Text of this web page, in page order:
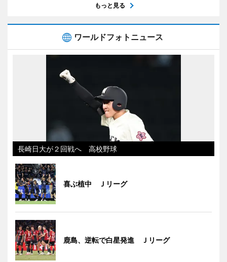
もっと見る
ワールドフォトニュース
長崎日大が２回戦へ 高校野球
喜ぶ植中 Ｊリーグ
鹿島、逆転で白星発進 Ｊリーグ